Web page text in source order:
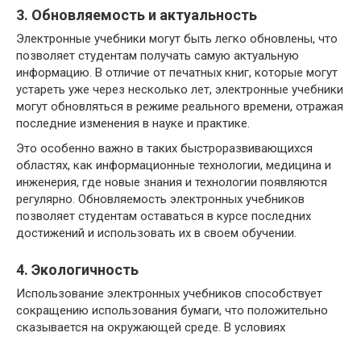
3. Обновляемость и актуальность
Электронные учебники могут быть легко обновлены, что
позволяет студентам получать самую актуальную
информацию. В отличие от печатных книг, которые могут
устареть уже через несколько лет, электронные учебники
могут обновляться в режиме реального времени, отражая
последние изменения в науке и практике.
Это особенно важно в таких быстроразвивающихся
областях, как информационные технологии, медицина и
инженерия, где новые знания и технологии появляются
регулярно. Обновляемость электронных учебников
позволяет студентам оставаться в курсе последних
достижений и использовать их в своем обучении.
4. Экологичность
Использование электронных учебников способствует
сокращению использования бумаги, что положительно
сказывается на окружающей среде. В условиях